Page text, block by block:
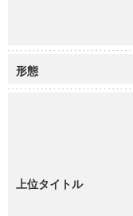
形態
上位タイトル